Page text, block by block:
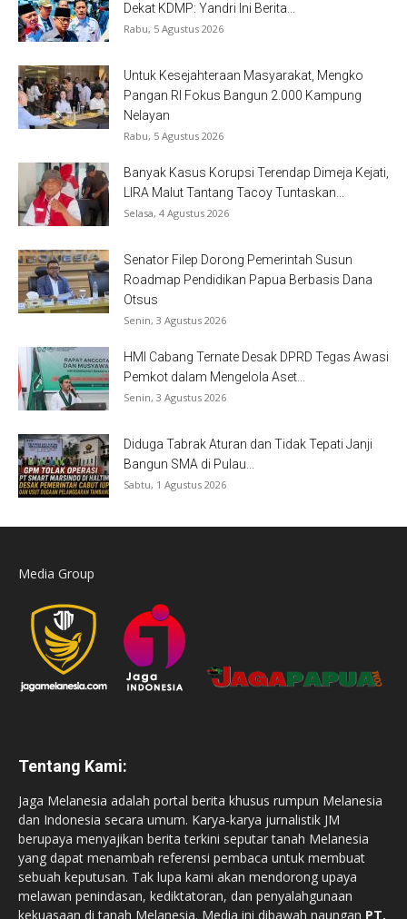
Dekat KDMP: Yandri Ini Berita...
Rabu, 5 Agustus 2026
Untuk Kesejahteraan Masyarakat, Mengko
Pangan RI Fokus Bangun 2.000 Kampung
Nelayan
Rabu, 5 Agustus 2026
Banyak Kasus Korupsi Terendap Dimeja Kejati,
LIRA Malut Tantang Tacoy Tuntaskan...
Selasa, 4 Agustus 2026
Senator Filep Dorong Pemerintah Susun
Roadmap Pendidikan Papua Berbasis Dana
Otsus
Senin, 3 Agustus 2026
HMI Cabang Ternate Desak DPRD Tegas Awasi
Pemkot dalam Mengelola Aset...
Senin, 3 Agustus 2026
Diduga Tabrak Aturan dan Tidak Tepati Janji
Bangun SMA di Pulau...
Sabtu, 1 Agustus 2026
Media Group
Tentang Kami:
Jaga Melanesia adalah portal berita khusus rumpun Melanesia
dan Indonesia secara umum. Karya-karya jurnalistik JM
berupaya menyajikan berita terkini seputar tanah Melanesia
yang dapat menambah referensi pembaca untuk membuat
sebuah keputusan. Tak lupa kami akan mendorong upaya
melawan penindasan, kediktatoran, dan penyalahgunaan
kekuasaan di tanah Melanesia. Media ini dibawah naungan PT.